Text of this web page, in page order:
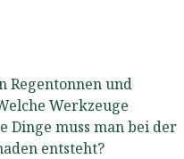
Regentonnen und
Werkzeuge
Dinge muss man bei der
entsteht?